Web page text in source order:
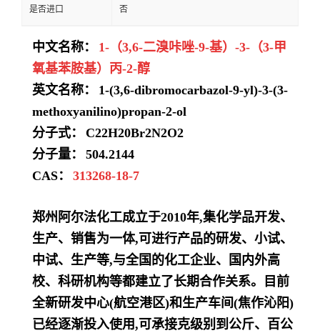
是否进口 否
中文名称：
1-（3,6-二溴咔唑-9-基）-3-（3-甲
氧基苯胺基）丙-2-醇
英文名称：
1-(3,6-dibromocarbazol-9-yl)-3-(3-
methoxyanilino)propan-2-ol
分子式：
C22H20Br2N2O2
分子量：
504.2144
CAS：
313268-18-7
郑州阿尔法化工成立于2010年,集化学品开发、
生产、销售为一体,可进行产品的研发、小试、
中试、生产等,与全国的化工企业、国内外高
校、科研机构等都建立了长期合作关系。目前
全新研发中心(航空港区)和生产车间(焦作沁阳)
已经逐渐投入使用,可承接克级别到公斤、百公